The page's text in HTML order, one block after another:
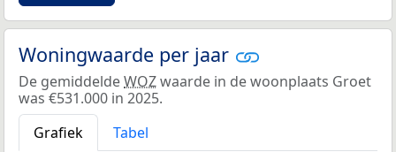
Woningwaarde per jaar
De gemiddeldeWOZwaarde in de woonplaats Groet
was €531.000 in 2025.
Grafiek
Tabel